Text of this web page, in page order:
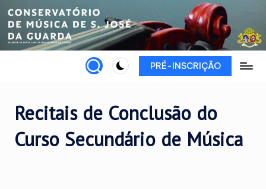
Skip
content
PRÉ-INSCRIÇÃO
Recitais de Conclusão do
Curso Secundário de Música